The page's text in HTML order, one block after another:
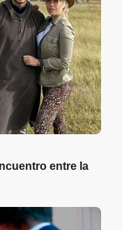
entre la